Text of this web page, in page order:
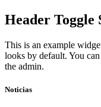
Skip
to
Header Toggle
This is an example
looks by default. You
the admin.
Noticias